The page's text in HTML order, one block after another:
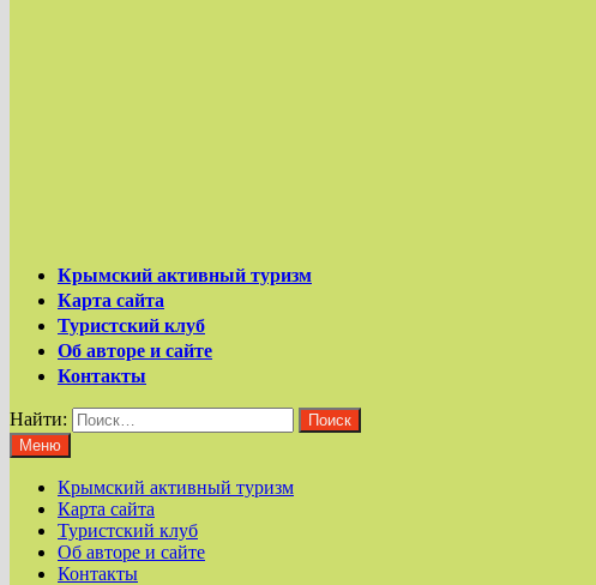
Крымский активный туризм
Карта сайта
Туристский клуб
Об авторе и сайте
Контакты
Найти:
Меню
Крымский активный туризм
Карта сайта
Туристский клуб
Об авторе и сайте
Контакты